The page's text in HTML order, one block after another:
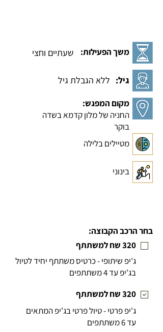
שעתיים וחצי משך הפעילות:
ללא הגבלת גיל גיל:
מקום המפגש:
החניה של מלון קדמא בשדה
בוקר
מטיילים בלילה
בינוני
בחר הרכב הקבוצה:
320 שח למשתתף
ג'יפ שיתופי - כרטיס משתתף יחיד לטיול
בג'יפ עד 4 משתתפי
ם
320 שח למשתתף
ג'יפ פרטי - טיול פרטי בג'יפ המתאים
עד 6 משתתפים